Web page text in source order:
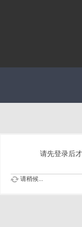
请先登录后
请稍候...